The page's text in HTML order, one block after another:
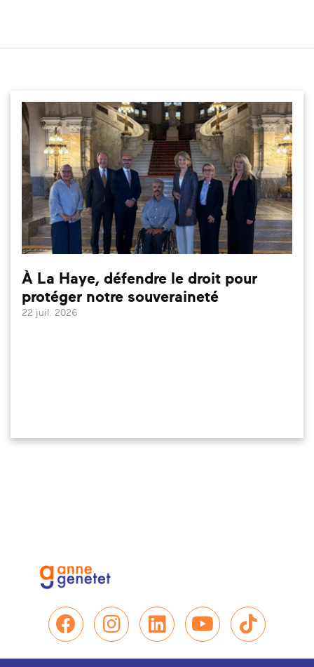
À La Haye, défendre le droit pour
protéger notre souveraineté
22 juil. 2026
Nous retrouver sur
Nous retrouver sur
Nous retrouver
NousNous